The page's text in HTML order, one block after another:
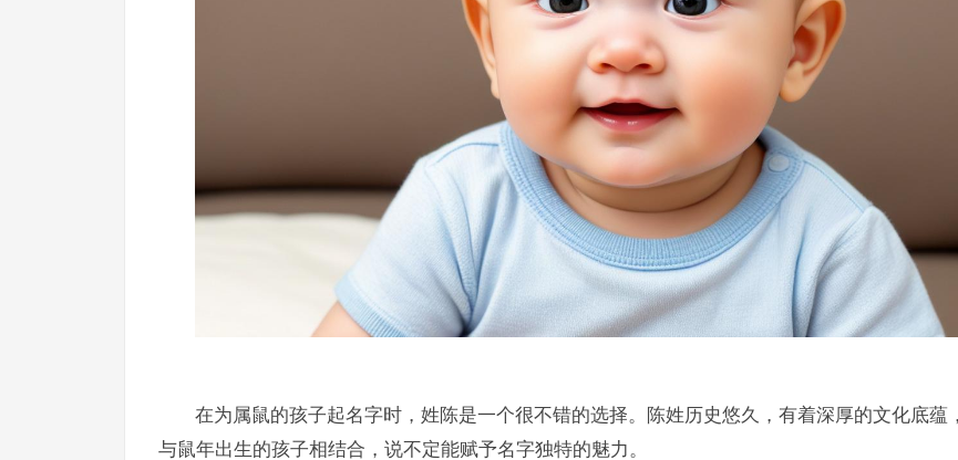
在为属鼠的孩子起名字时，姓陈是一个很不错的选择。陈姓历史悠久，有着深厚的文化底蕴，
与鼠年出生的孩子相结合，说不定能赋予名字独特的魅力。